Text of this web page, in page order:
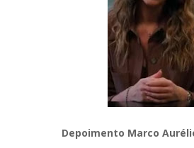
Depoimento Marco